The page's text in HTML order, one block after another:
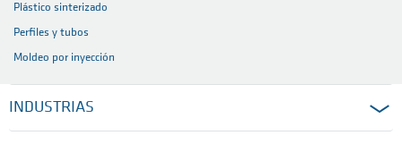
Plástico sinterizado
Perfiles y tubos
Moldeo por inyección
INDUSTRIAS